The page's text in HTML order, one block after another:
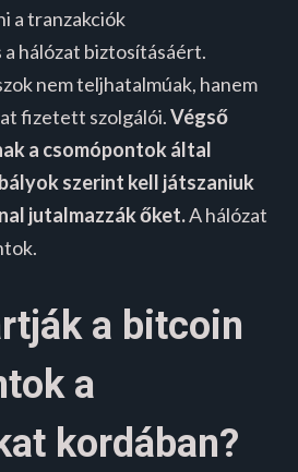
a tranzakciók
a hálózat biztosításáért.
nem teljhatalmúak, hanem
fizetett szolgálói.Végső
a csomópontok által
szerint kell játszaniuk
jutalmazzák őket.A hálózat
a bitcoin
a
kordában?